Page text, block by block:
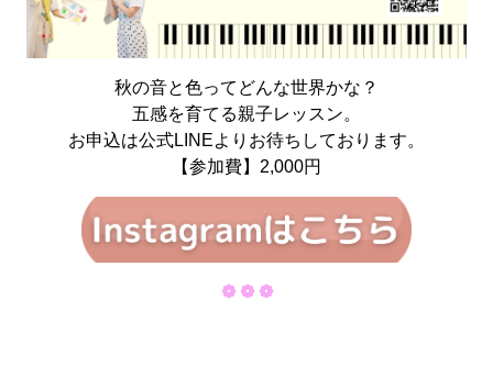
秋の音と色ってどんな世界かな？
五感を育てる親子レッスン。
お申込は公式LINEよりお待ちしております。
【参加費】2,000円
❁ ❁ ❁